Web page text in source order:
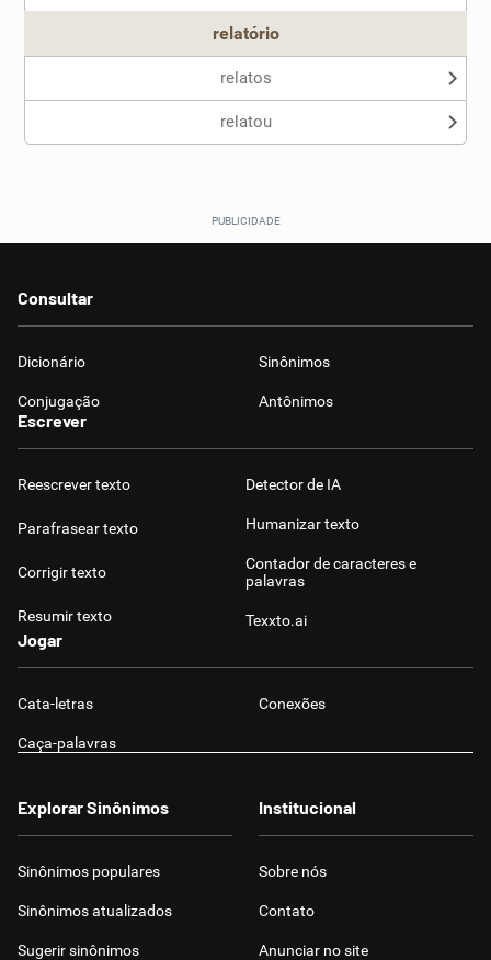
relatório
relatos
relatou
Consultar
Dicionário Sinônimos
Conjugação Antônimos
Escrever
Reescrever texto
Parafrasear texto
Corrigir texto
Resumir texto
Detector de IA
Humanizar texto
Contador de caracteres e
palavras
Texxto.ai
Jogar
Cata-letras Conexões
Caça-palavras
Explorar Sinônimos
Sinônimos populares
Sinônimos atualizados
Sugerir sinônimos
Institucional
Sobre nós
Contato
Anunciar no site